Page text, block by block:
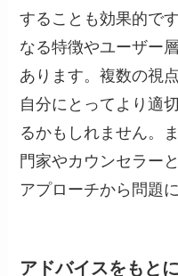
することも効果的で
なる特徴やユーザー
あります。複数の視
自分にとってより適
るかもしれません。
門家やカウンセラー
アプローチから問題
アドバイスをもと